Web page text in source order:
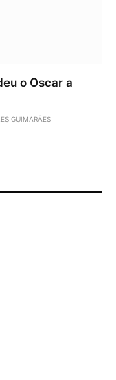
o Oscar a
GUIMARÃES